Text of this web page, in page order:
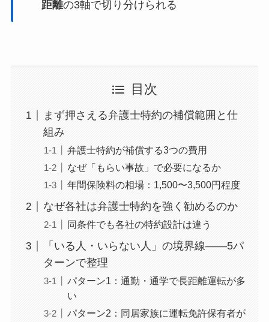
距離の3軸で切り分けられる
目次
まず押さえる弁護士特約の補償範囲と仕
組み
弁護士特約が補償する3つの費用
なぜ「もらい事故」で必要になるか
年間保険料の相場：1,500〜3,500円程度
なぜ各社は弁護士特約を強く勧めるのか
同条件でも各社の特約設計は違う
「いる人・いらない人」の境界線——5パ
ターンで整理
パターン1：通勤・通学で長距離運転が多
い
パターン2：同居家族に運転免許保有者が